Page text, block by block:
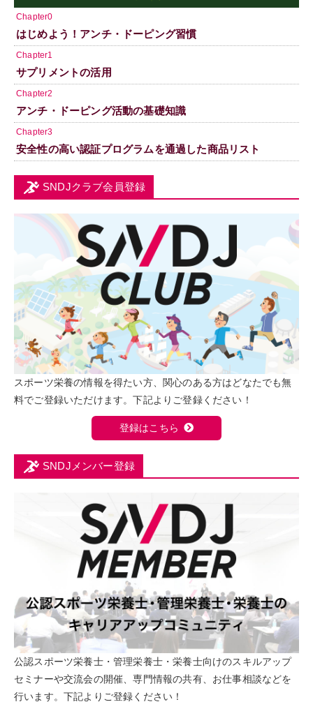
Chapter0
はじめよう！アンチ・ドーピング習慣
Chapter1
サプリメントの活用
Chapter2
アンチ・ドーピング活動の基礎知識
Chapter3
安全性の高い認証プログラムを通過した商品リスト
SNDJクラブ会員登録
スポーツ栄養の情報を得たい方、関心のある方はどなたでも無
料でご登録いただけます。下記よりご登録ください！
登録はこちら
SNDJメンバー登録
公認スポーツ栄養士・管理栄養士・栄養士向けのスキルアップ
セミナーや交流会の開催、専門情報の共有、お仕事相談などを
行います。下記よりご登録ください！